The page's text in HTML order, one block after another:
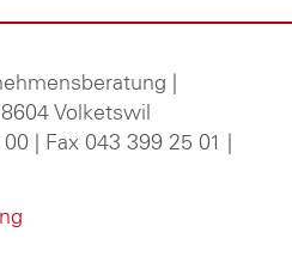
Volketswil
| Fax 043 399 25 01 |